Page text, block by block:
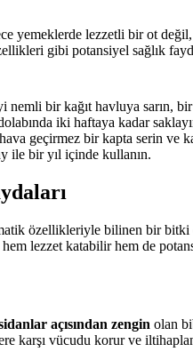
yemeklerde lezzetli bir ot değil,
gibi potansiyel sağlık
nemli bir kağıt havluya sarın,
iki haftaya kadar
geçirmez bir kapta serin ve
ile bir yıl içinde kullanın.
özellikleriyle bilinen bir bitki
lezzet katabilir hem de
açısından zengin olan
karşı vücudu korur ve